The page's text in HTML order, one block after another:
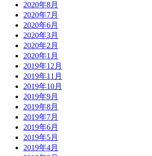
2020年8月
2020年7月
2020年6月
2020年3月
2020年2月
2020年1月
2019年12月
2019年11月
2019年10月
2019年9月
2019年8月
2019年7月
2019年6月
2019年5月
2019年4月